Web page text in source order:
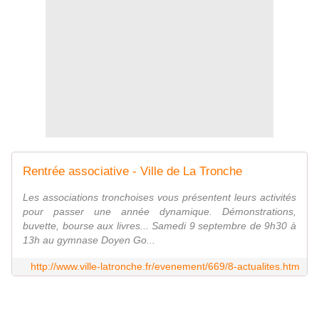
Rentrée associative - Ville de La Tronche
Les associations tronchoises vous présentent leurs activités
pour passer une année dynamique. Démonstrations,
buvette, bourse aux livres... Samedi 9 septembre de 9h30 à
13h au gymnase Doyen Go...
http://www.ville-latronche.fr/evenement/669/8-actualites.htm